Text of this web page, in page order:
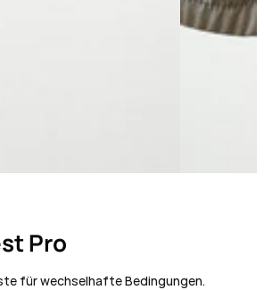
Pro
für wechselhafte Bedingungen.